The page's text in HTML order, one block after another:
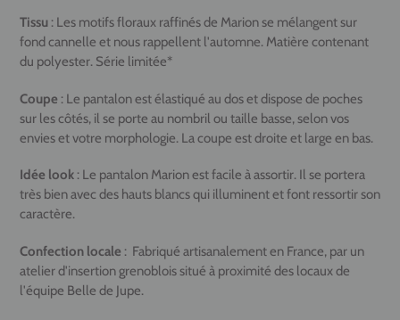
Tissu : Les motifs floraux raffinés de Marion se mélangent sur
fond cannelle et nous rappellent l'automne. Matière contenant
du polyester. Série limitée*
Coupe : Le pantalon est élastiqué au dos et dispose de poches
sur les côtés, il se porte au nombril ou taille basse, selon vos
envies et votre morphologie. La coupe est droite et large en bas.
Idée look : Le pantalon Marion est facile à assortir. Il se portera
très bien avec des hauts blancs qui illuminent et font ressortir son
caractère.
Confection locale : Fabriqué artisanalement en France, par un
atelier d'insertion grenoblois situé à proximité des locaux de
l'équipe Belle de Jupe.